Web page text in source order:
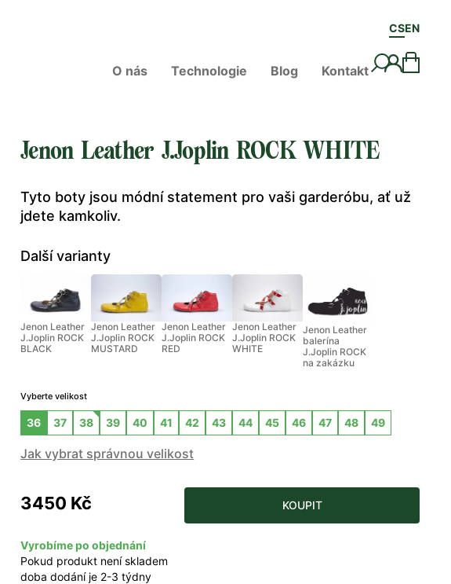
O nás Technologie Blog Kontakt
CSEN
Jenon Leather J.Joplin ROCK WHITE
Tyto boty jsou módní statement pro vaši garderóbu, ať už
jdete kamkoliv.
Další varianty
Jenon Leather
J.Joplin ROCK
BLACK
Jenon Leather
J.Joplin ROCK
MUSTARD
Jenon Leather
J.Joplin ROCK
RED
Jenon Leather
J.Joplin ROCK
WHITE
Jenon Leather
balerína
J.Joplin ROCK
na zakázku
Vyberte velikost
36 37 38 39 40 41 42 43 44 45 46 47 48 49
Jak vybrat správnou velikost
3450 Kč KOUPIT
Vyrobíme po objednání
Pokud produkt není skladem
doba dodání je 2-3 týdny